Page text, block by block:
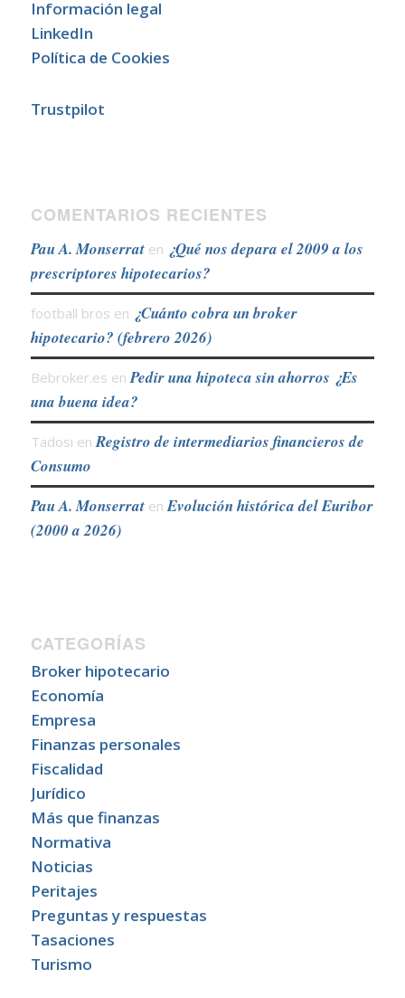
Información legal
LinkedIn
Política de Cookies
Trustpilot
COMENTARIOS RECIENTES
Pau A. Monserraten ¿Qué nos depara el 2009 a los
prescriptores hipotecarios?
football bros en ¿Cuánto cobra un broker
hipotecario? (febrero 2026)
Bebroker.es enPedir una hipoteca sin ahorros ¿Es
una buena idea?
Tadosi enRegistro de intermediarios financieros de
Consumo
Pau A. MonserratenEvolución histórica del Euribor
(2000 a 2026)
CATEGORÍAS
Broker hipotecario
Economía
Empresa
Finanzas personales
Fiscalidad
Jurídico
Más que finanzas
Normativa
Noticias
Peritajes
Preguntas y respuestas
Tasaciones
Turismo